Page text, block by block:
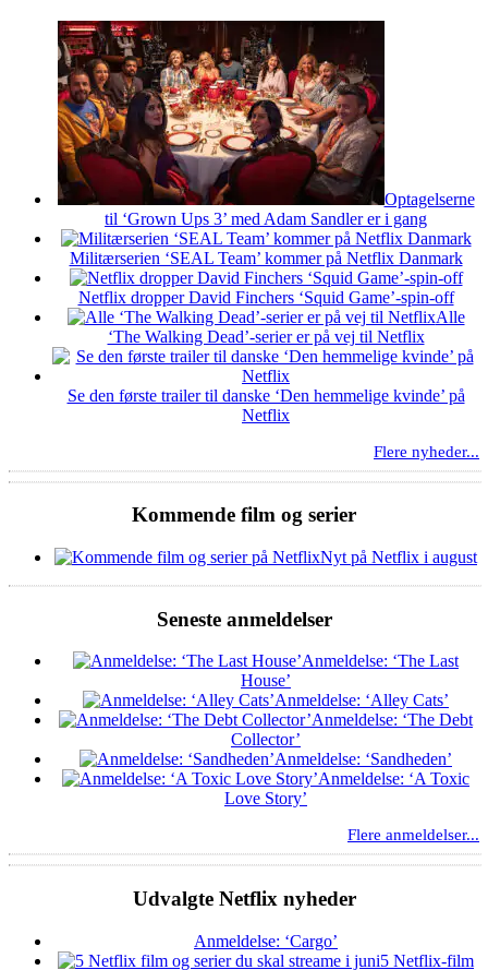
Optagelserne
til ‘Grown Ups 3’ med Adam Sandler er i gang
Militærserien ‘SEAL Team’ kommer på Netflix Danmark
Netflix dropper David Finchers ‘Squid Game’-spin-off
Alle
‘The Walking Dead’-serier er på vej til Netflix
Se den første trailer til danske ‘Den hemmelige kvinde’ på
Netflix
Flere nyheder...
Kommende film og serier
Nyt på Netflix i august
Seneste anmeldelser
Anmeldelse: ‘The Last
House’
Anmeldelse: ‘Alley Cats’
Anmeldelse: ‘The Debt
Collector’
Anmeldelse: ‘Sandheden’
Anmeldelse: ‘A Toxic
Love Story’
Flere anmeldelser...
Udvalgte Netflix nyheder
Anmeldelse: ‘Cargo’
5 Netflix-film